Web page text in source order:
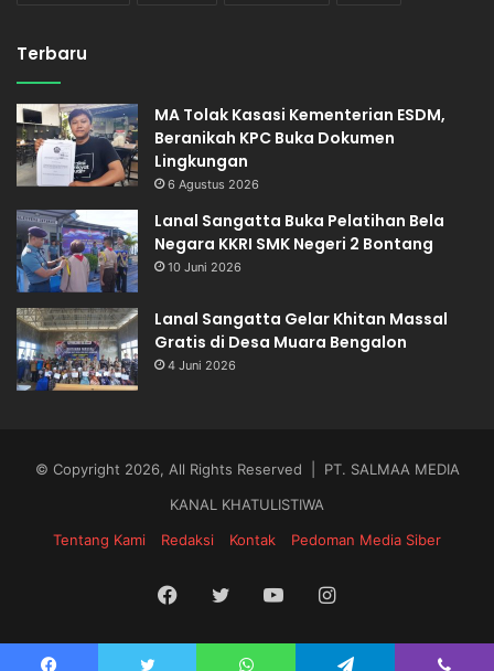
Terbaru
MA Tolak Kasasi Kementerian ESDM,
Beranikah KPC Buka Dokumen
Lingkungan
6 Agustus 2026
Lanal Sangatta Buka Pelatihan Bela
Negara KKRI SMK Negeri 2 Bontang
10 Juni 2026
Lanal Sangatta Gelar Khitan Massal
Gratis di Desa Muara Bengalon
4 Juni 2026
© Copyright 2026, All Rights Reserved | PT. SALMAA MEDIA
KANAL KHATULISTIWA
Tentang Kami
Redaksi Kontak Pedoman Media Siber
Facebook
TwitterYouTubeInstagram